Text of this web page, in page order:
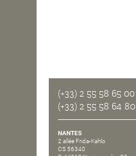
(+33) 2 55 58 65 00
(+33) 2 55 58 64 80
NANTES
2 allée Frida-Kahlo
CS 56340